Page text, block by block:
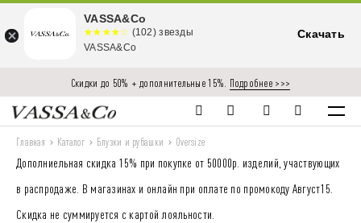
Скидки до 50% + дополнительные 15%. Подробнее >>>
Главная Каталог Блузки и рубашки Oversize
Дополниельная скидка 15% при покупке от 50000р. изделий, участвующих
в распродаже. В магазинах и онлайн при оплате по промокоду Август15.
Скидка не суммируется с картой лояльности.
VASSA&Co
☆☆☆☆☆
★★★★
★
(102) звезды
VASSA&Co
Скачать